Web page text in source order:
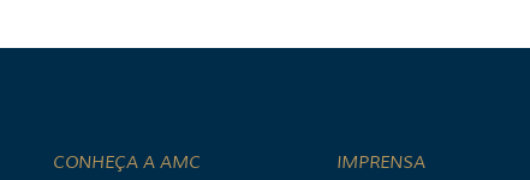
CONHEÇA A AMC IMPRENSA